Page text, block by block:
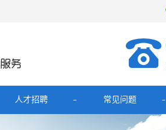
人才招聘 常见问题